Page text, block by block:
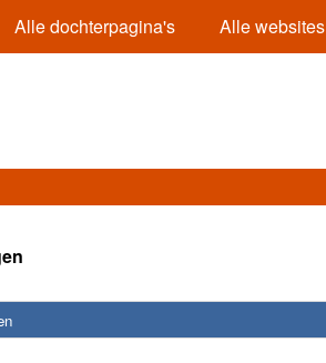
Alle dochterpagina's Alle websites